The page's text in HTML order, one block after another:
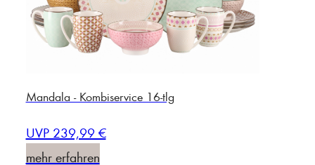
Mandala - Kombiservice 16-tlg
UVP 239,99 €
mehr erfahren